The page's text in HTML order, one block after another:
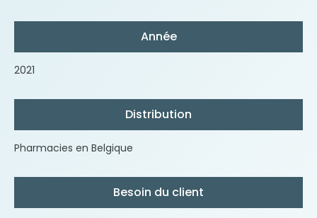
Année
2021
Distribution
Pharmacies en Belgique
Besoin du client